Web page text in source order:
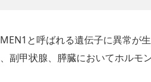
MEN1と呼ばれる遺伝子に異常が
、副甲状腺、膵臓においてホルモ